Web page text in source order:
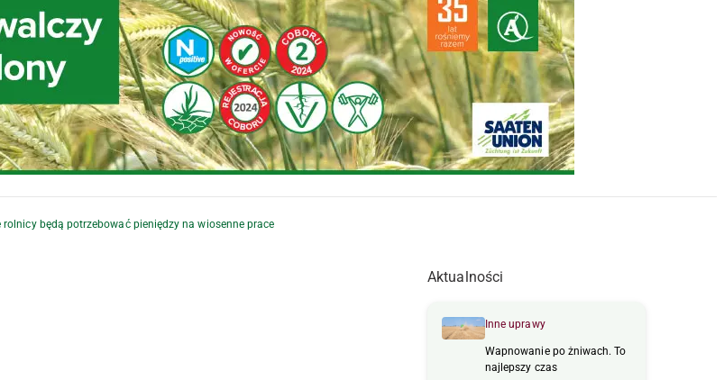
będą potrzebować pieniędzy na wiosenne prace
Aktualności
Inne uprawy
Wapnowanie po żniwach. To
najlepszy czas